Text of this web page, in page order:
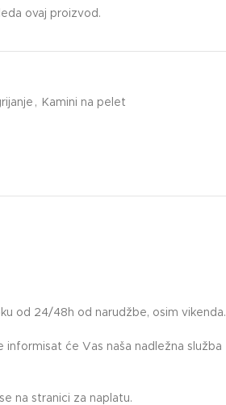
ovaj proizvod.
, Kamini na pelet
od 24/48h od narudžbe, osim vikenda.
informisat će Vas naša nadležna služba
na stranici za naplatu.